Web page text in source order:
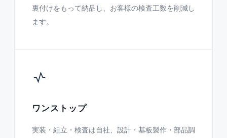
裏付けをもって納品し、お客様の検査工数を削減し
ます。
ワンストップ
実装・組立・検査は自社、設計・基板製作・部品調